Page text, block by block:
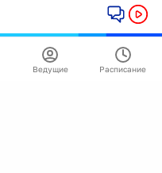
Ведущие Расписание